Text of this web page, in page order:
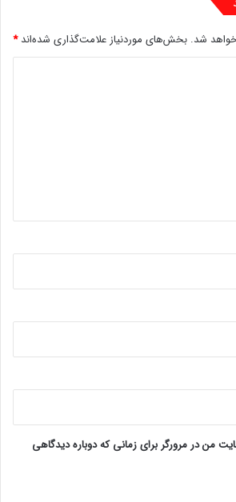
شد. بخش‌های موردنیاز علامت‌گذاری شده‌اند*
من در مرورگر برای زمانی که دوباره دیدگاهی